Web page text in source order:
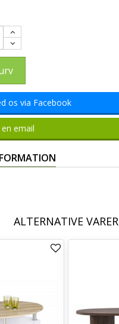
os via Facebook
email
ALTERNATIVE VARER